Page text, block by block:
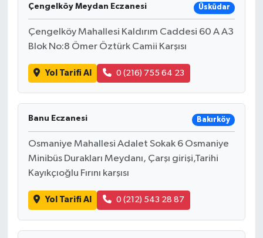
Çengelköy Meydan Eczanesi Üsküdar
Çengelköy Mahallesi Kaldırım Caddesi 60 A A3
Blok No:8 Ömer Öztürk Camii Karşısı
Yol Tarifi Al 0 (216) 755 64 23
Banu Eczanesi Bakırköy
Osmaniye Mahallesi Adalet Sokak 6 Osmaniye
Minibüs Durakları Meydanı, Çarşı girişi,Tarihi
Kayıkçıoğlu Fırını karşısı
Yol Tarifi Al 0 (212) 543 28 87